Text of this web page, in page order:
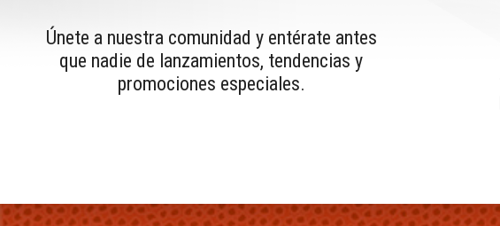
Únete a nuestra comunidad y entérate antes
que nadie de lanzamientos, tendencias y
promociones especiales.